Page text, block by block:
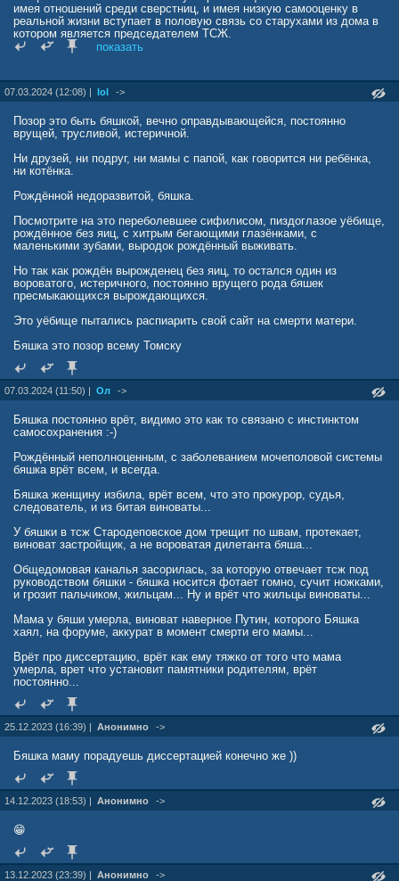
имея отношений среди сверстниц, и имея низкую самооценку в
реальной жизни вступает в половую связь со старухами из дома в
котором является председателем ТСЖ.
Так же в жизни бяши была единственная женщина, которая за
деньги говорила всем, что гермафродит на самом деле мужик,
принялась рожать детей нормальному мужику.
Да ещё хороший момент - бяша написав гадостей, в реале с
Александра Лунева (хозяина Башни)…
показать
07.03.2024 (12:08) | lol ->
Позор это быть бяшкой, вечно оправдывающейся, постоянно
врущей, трусливой, истеричной.
Ни друзей, ни подруг, ни мамы с папой, как говорится ни ребёнка,
ни котёнка.
Рождённой недоразвитой, бяшка.
Посмотрите на это переболевшее сифилисом, пиздоглазое уёбище,
рождённое без яиц, с хитрым бегающими глазёнками, с
маленькими зубами, выродок рождённый выживать.
Но так как рождён вырожденец без яиц, то остался один из
вороватого, истеричного, постоянно врущего рода бяшек
пресмыкающихся вырождающихся.
Это уёбище пытались распиарить свой сайт на смерти матери.
Бяшка это позор всему Томску
07.03.2024 (11:50) | Ол ->
Бяшка постоянно врёт, видимо это как то связано с инстинктом
самосохранения :-)
Рождённый неполноценным, с заболеванием мочеполовой системы
бяшка врёт всем, и всегда.
Бяшка женщину избила, врёт всем, что это прокурор, судья,
следователь, и из битая виноваты...
У бяшки в тсж Стародеповское дом трещит по швам, протекает,
виноват застройщик, а не вороватая дилетанта бяша...
Общедомовая каналья засорилась, за которую отвечает тсж под
руководством бяшки - бяшка носится фотает гомно, сучит ножками,
и грозит пальчиком, жильцам... Ну и врёт что жильцы виноваты...
Мама у бяши умерла, виноват наверное Путин, которого Бяшка
хаял, на форуме, аккурат в момент смерти его мамы...
Врёт про диссертацию, врёт как ему тяжко от того что мама
умерла, врет что установит памятники родителям, врёт
постоянно...
25.12.2023 (16:39) | Анонимно ->
Бяшка маму порадуешь диссертацией конечно же ))
14.12.2023 (18:53) | Анонимно ->
😁
13.12.2023 (23:39) | Анонимно ->